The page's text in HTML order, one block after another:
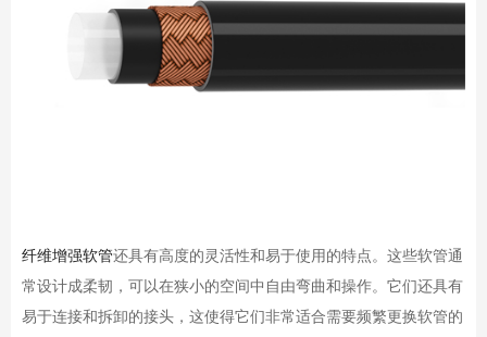
纤维增强软管还具有高度的灵活性和易于使用的特点。这些软管通
常设计成柔韧，可以在狭小的空间中自由弯曲和操作。它们还具有
易于连接和拆卸的接头，这使得它们非常适合需要频繁更换软管的